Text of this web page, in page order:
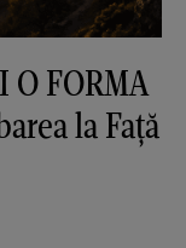
O FORMA
la Față